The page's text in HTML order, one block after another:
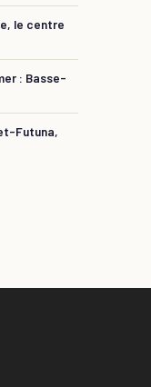
le centre
: Basse-
Futuna,